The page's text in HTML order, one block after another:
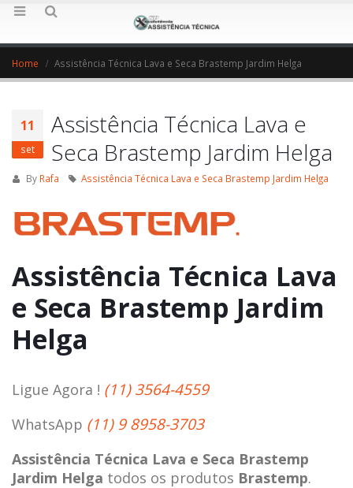
Home Assistência Técnica Lava e Seca Brastemp Jardim Helga
11
set
Assistência Técnica Lava e
Seca Brastemp Jardim Helga
By Rafa Assistência Técnica Lava e Seca Brastemp Jardim Helga
Assistência Técnica Lava
e Seca Brastemp Jardim
Helga
Ligue Agora ! (11) 3564-4559
WhatsApp (11) 9 8958-3703
Assistência Técnica Lava e Seca Brastemp
Jardim Helga todos os produtos Brastemp.